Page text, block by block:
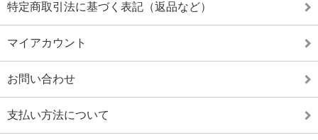
特定商取引法に基づく表記（返品など）
マイアカウント
お問い合わせ
支払い方法について